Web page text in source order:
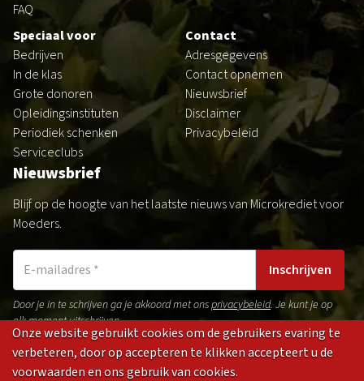
FAQ
Speciaal voor
Bedrijven
In de klas
Grote donoren
Opleidingsinstituten
Periodiek schenken
Serviceclubs
Contact
Adresgegevens
Contact opnemen
Nieuwsbrief
Disclaimer
Privacybeleid
Nieuwsbrief
Blijf op de hoogte van het laatste nieuws van Microkrediet voor
Moeders.
Inschrijven
Door je in te schrijven ga je akkoord met onsprivacybeleid. Je kunt je op
elk moment uitschrijven.
GedragsregelsPrivacybeleidDisclaimer
Onze website gebruikt cookies om de gebruikers evaring te
verbeteren, door op accepteren te klikken accepteert u de
voorwaarden en ons gebruik van cookies.